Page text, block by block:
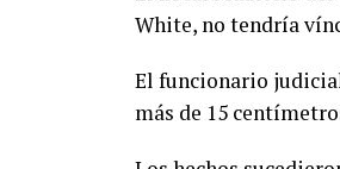
White, no tendría
El funcionario
más de 15